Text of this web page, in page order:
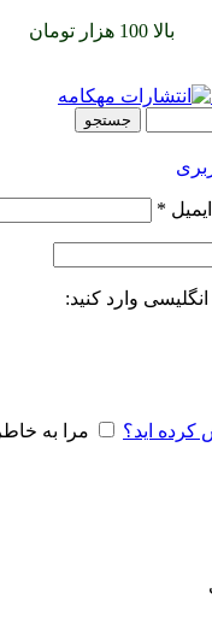
بالا 100 هزار تومان
جستجو
*
وارد کنید:
کرده اید؟ مرا به